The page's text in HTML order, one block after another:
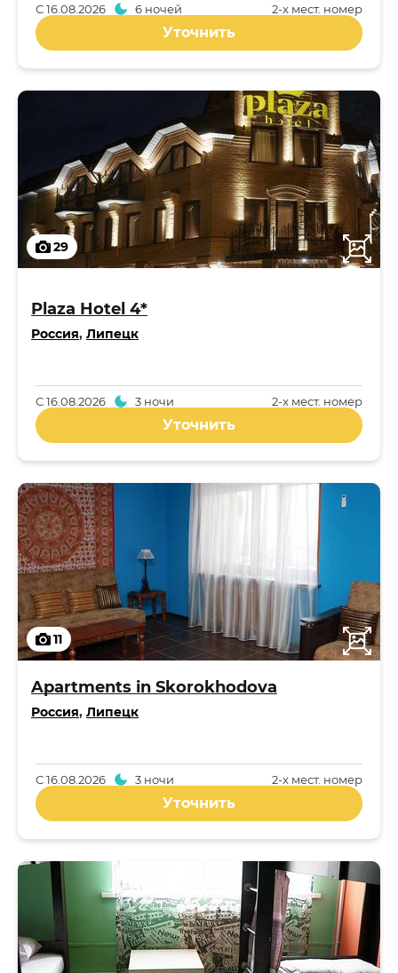
2-x мест. номер
С16.08.2026 6 ночей
Уточнить
29
Plaza Hotel 4*
Россия, Липецк
2-x мест. номер
С16.08.2026 3 ночи
Уточнить
11
Apartments in Skorokhodova
Россия, Липецк
2-x мест. номер
С16.08.2026 3 ночи
Уточнить